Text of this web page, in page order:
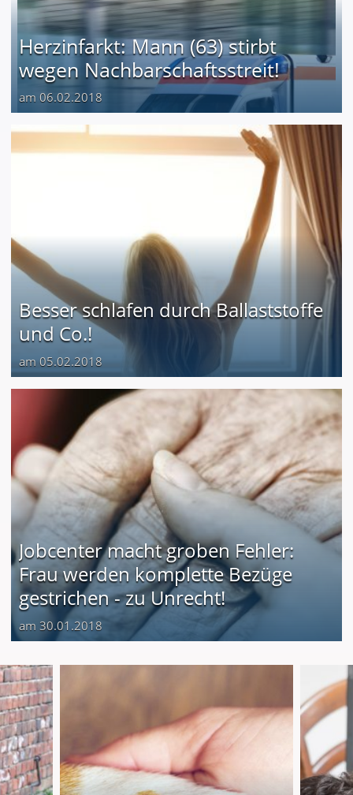
Herzinfarkt: Mann (63) stirbt
wegen Nachbarschaftsstreit!
am 06.02.2018
Besser schlafen durch Ballaststoffe
und Co.!
am 05.02.2018
Jobcenter macht groben Fehler:
Frau werden komplette Bezüge
gestrichen - zu Unrecht!
am 30.01.2018